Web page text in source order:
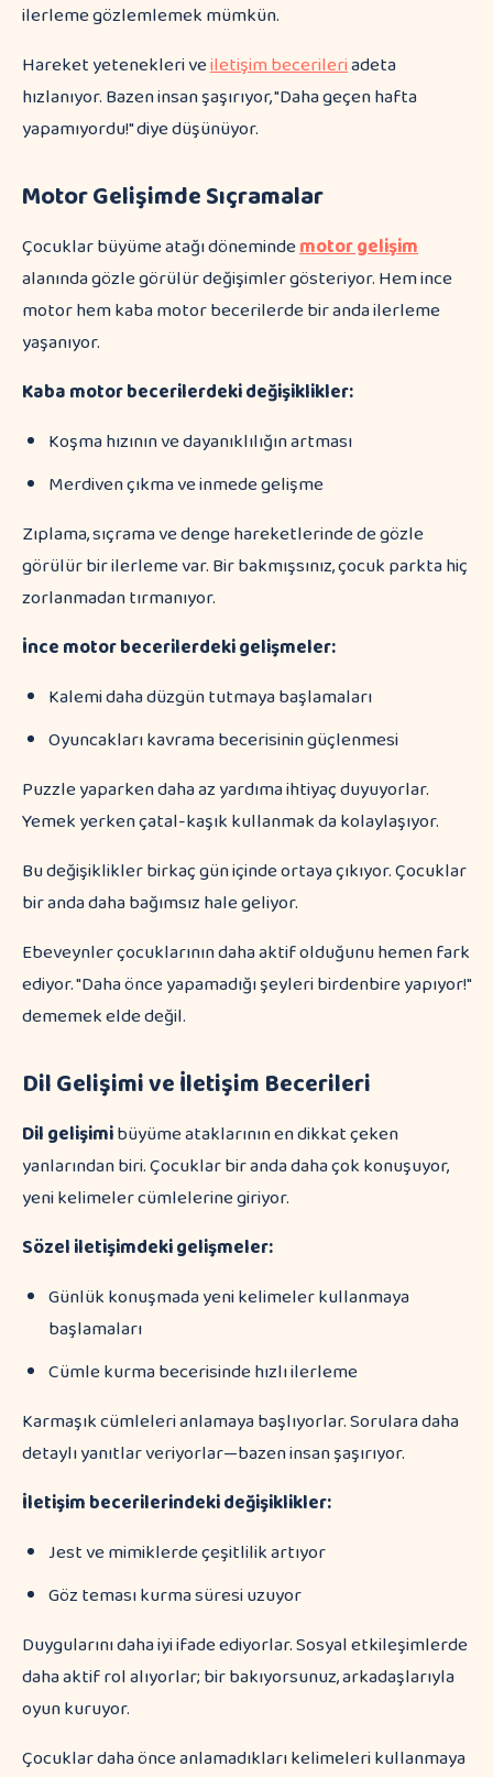
ilerleme gözlemlemek mümkün.
Hareket yetenekleri veiletişim becerileriadeta
hızlanıyor. Bazen insan şaşırıyor, "Daha geçen hafta
yapamıyordu!" diye düşünüyor.
Motor Gelişimde Sıçramalar
Çocuklar büyüme atağı dönemindemotor gelişim
alanında gözle görülür değişimler gösteriyor. Hem ince
motor hem kaba motor becerilerde bir anda ilerleme
yaşanıyor.
Kaba motor becerilerdeki değişiklikler:
Koşma hızının ve dayanıklılığın artması
Merdiven çıkma ve inmede gelişme
Zıplama, sıçrama ve denge hareketlerinde de gözle
görülür bir ilerleme var. Bir bakmışsınız, çocuk parkta hiç
zorlanmadan tırmanıyor.
İnce motor becerilerdeki gelişmeler:
Kalemi daha düzgün tutmaya başlamaları
Oyuncakları kavrama becerisinin güçlenmesi
Puzzle yaparken daha az yardıma ihtiyaç duyuyorlar.
Yemek yerken çatal-kaşık kullanmak da kolaylaşıyor.
Bu değişiklikler birkaç gün içinde ortaya çıkıyor. Çocuklar
bir anda daha bağımsız hale geliyor.
Ebeveynler çocuklarının daha aktif olduğunu hemen fark
ediyor. "Daha önce yapamadığı şeyleri birdenbire yapıyor!"
dememek elde değil.
Dil Gelişimi ve İletişim Becerileri
Dil gelişimibüyüme ataklarının en dikkat çeken
yanlarından biri. Çocuklar bir anda daha çok konuşuyor,
yeni kelimeler cümlelerine giriyor.
Sözel iletişimdeki gelişmeler:
Günlük konuşmada yeni kelimeler kullanmaya
başlamaları
Cümle kurma becerisinde hızlı ilerleme
Karmaşık cümleleri anlamaya başlıyorlar. Sorulara daha
detaylı yanıtlar veriyorlar—bazen insan şaşırıyor.
İletişim becerilerindeki değişiklikler:
Jest ve mimiklerde çeşitlilik artıyor
Göz teması kurma süresi uzuyor
Duygularını daha iyi ifade ediyorlar. Sosyal etkileşimlerde
daha aktif rol alıyorlar; bir bakıyorsunuz, arkadaşlarıyla
oyun kuruyor.
Çocuklar daha önce anlamadıkları kelimeleri kullanmaya